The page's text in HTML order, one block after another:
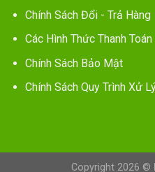
Chính Sách Đổi - Trả Hàng
Các Hình Thức Thanh Toán
Chính Sách Bảo Mật
Chính Sách Quy Trình Xử
Copyright 2026 ©